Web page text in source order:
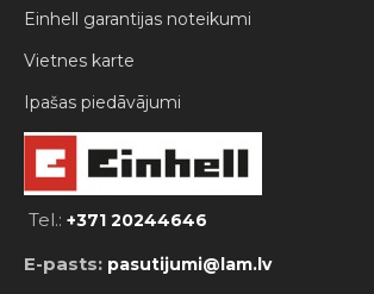
Einhell garantijas noteikumi
Vietnes karte
Ipašas piedāvājumi
Tel.: +371 20244646
E-pasts: pasutijumi@lam.lv